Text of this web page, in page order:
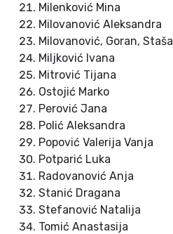
Milenković Mina
Milovanović Aleksandra
Milovanović, Goran, Staša
Miljković Ivana
Mitrović Tijana
Ostojić Marko
Perović Jana
Polić Aleksandra
Popović Valerija Vanja
Potparić Luka
Radovanović Anja
Stanić Dragana
Stefanović Natalija
Tomić Anastasija